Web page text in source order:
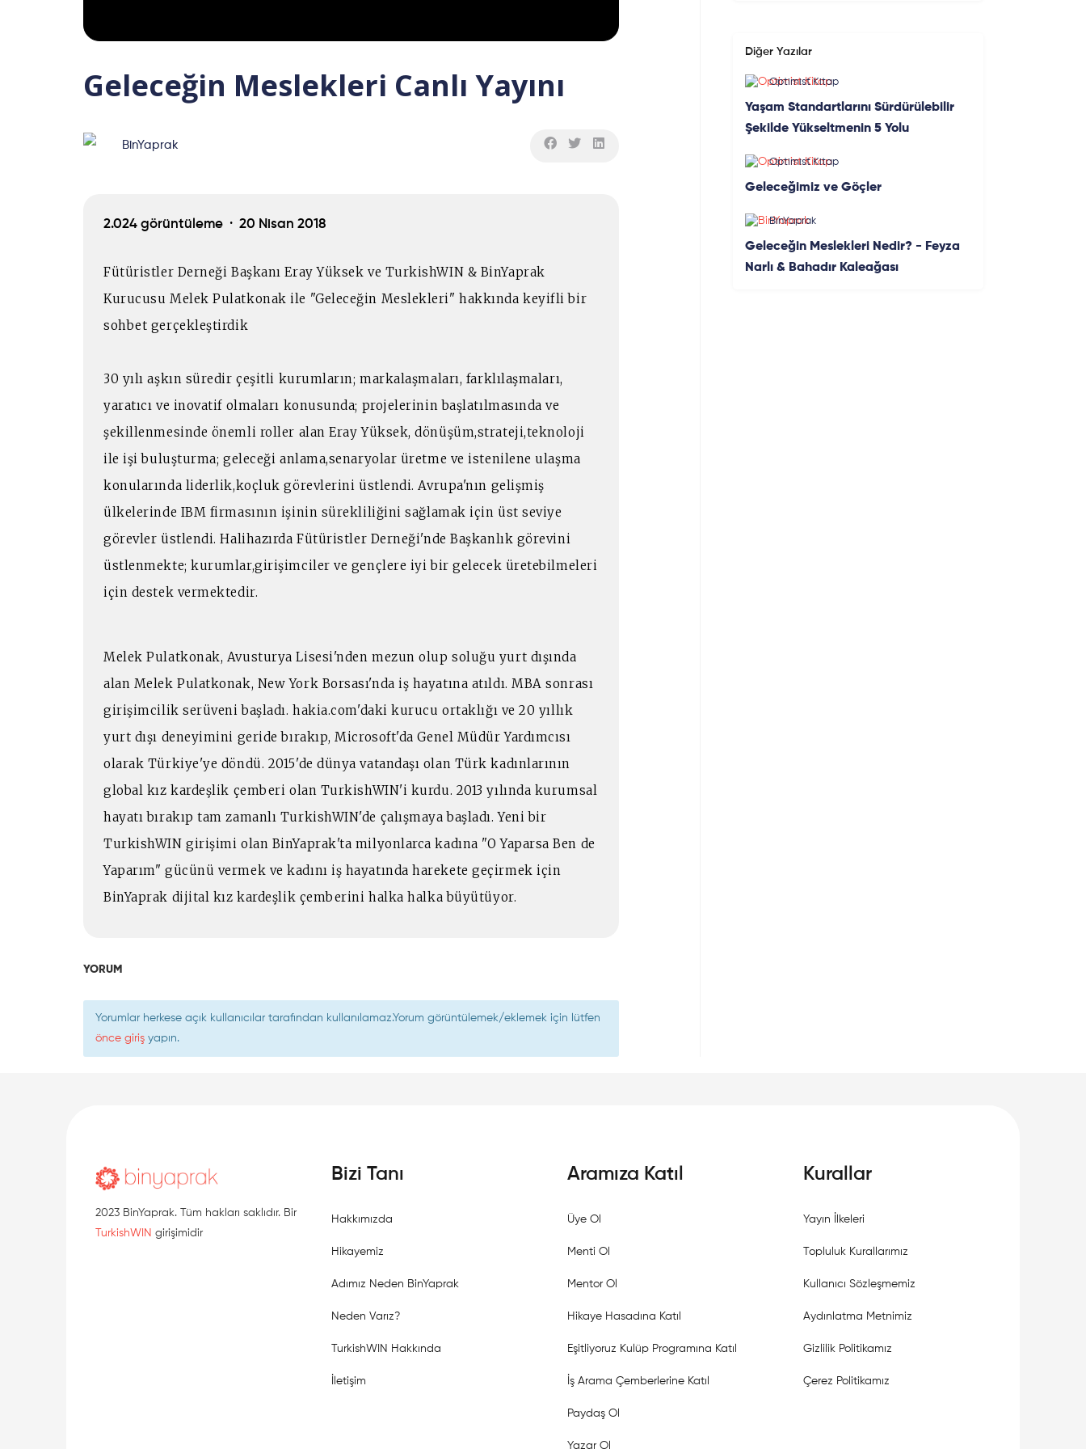
Geleceğin Meslekleri Canlı Yayını
BinYaprak
2.024 görüntüleme · 20 Nisan 2018
Fütüristler Derneği Başkanı Eray Yüksek ve TurkishWIN & BinYaprak
Kurucusu Melek Pulatkonak ile "Geleceğin Meslekleri" hakkında keyifli bir
sohbet gerçekleştirdik
30 yılı aşkın süredir çeşitli kurumların; markalaşmaları, farklılaşmaları,
yaratıcı ve inovatif olmaları konusunda; projelerinin başlatılmasında ve
şekillenmesinde önemli roller alan Eray Yüksek, dönüşüm,strateji,teknoloji
ile işi buluşturma; geleceği anlama,senaryolar üretme ve istenilene ulaşma
konularında liderlik,koçluk görevlerini üstlendi. Avrupa'nın gelişmiş
ülkelerinde IBM firmasının işinin sürekliliğini sağlamak için üst seviye
görevler üstlendi. Halihazırda Fütüristler Derneği'nde Başkanlık görevini
üstlenmekte; kurumlar,girişimciler ve gençlere iyi bir gelecek üretebilmeleri
için destek vermektedir.
Melek Pulatkonak, Avusturya Lisesi'nden mezun olup soluğu yurt dışında
alan Melek Pulatkonak, New York Borsası'nda iş hayatına atıldı. MBA sonrası
girişimcilik serüveni başladı. hakia.com'daki kurucu ortaklığı ve 20 yıllık
yurt dışı deneyimini geride bırakıp, Microsoft'da Genel Müdür Yardımcısı
olarak Türkiye'ye döndü. 2015'de dünya vatandaşı olan Türk kadınlarının
global kız kardeşlik çemberi olan TurkishWIN'i kurdu. 2013 yılında kurumsal
hayatı bırakıp tam zamanlı TurkishWIN'de çalışmaya başladı. Yeni bir
TurkishWIN girişimi olan BinYaprak'ta milyonlarca kadına "O Yaparsa Ben de
Yaparım" gücünü vermek ve kadını iş hayatında harekete geçirmek için
BinYaprak dijital kız kardeşlik çemberini halka halka büyütüyor.
YORUM
Yorumlar herkese açık kullanıcılar tarafından kullanılamaz.Yorum görüntülemek/eklemek için lütfen
önce giriş yapın.
Diğer Yazılar
Optimist Kitap
Yaşam Standartlarını Sürdürülebilir
Şekilde Yükseltmenin 5 Yolu
Optimist Kitap
Geleceğimiz ve Göçler
BinYaprak
Geleceğin Meslekleri Nedir? - Feyza
Narlı & Bahadır Kaleağası
2023 BinYaprak. Tüm hakları saklıdır. Bir
TurkishWIN girişimidir
Bizi Tanı
Hakkımızda
Hikayemiz
Adımız Neden BinYaprak
Neden Varız?
TurkishWIN Hakkında
İletişim
Aramıza Katıl
Üye Ol
Menti Ol
Mentor Ol
Hikaye Hasadına Katıl
Eşitliyoruz Kulüp Programına Katıl
İş Arama Çemberlerine Katıl
Paydaş Ol
Yazar Ol
Kurallar
Yayın İlkeleri
Topluluk Kurallarımız
Kullanıcı Sözleşmemiz
Aydınlatma Metnimiz
Gizlilik Politikamız
Çerez Politikamız